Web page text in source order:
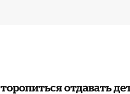
отдавать